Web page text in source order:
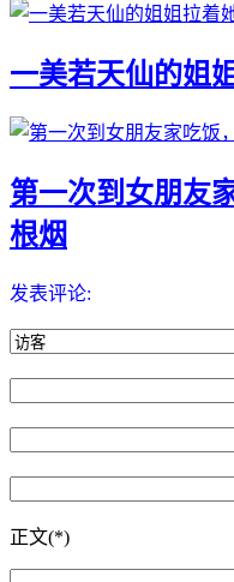
一美若天仙的姐
第一次到女朋友
根烟
发表评论:
正文(*)